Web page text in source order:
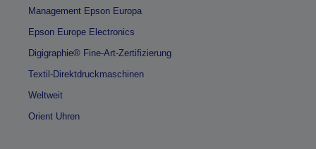
Management Epson Europa
Epson Europe Electronics
Digigraphie® Fine-Art-Zertifizierung
Textil-Direktdruckmaschinen
Weltweit
Orient Uhren